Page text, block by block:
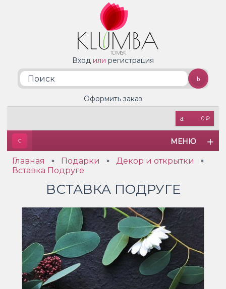
Вход или регистрация
0 ₽
Оформить заказ
МЕНЮ
Главная » Подарки » Декор и открытки »
Вставка Подруге
ВСТАВКА ПОДРУГЕ